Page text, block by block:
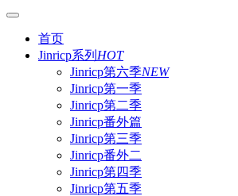
首页
Jinricp系列 HOT
Jinricp第六季NEW
Jinricp第一季
Jinricp第二季
Jinricp番外篇
Jinricp第三季
Jinricp番外二
Jinricp第四季
Jinricp第五季